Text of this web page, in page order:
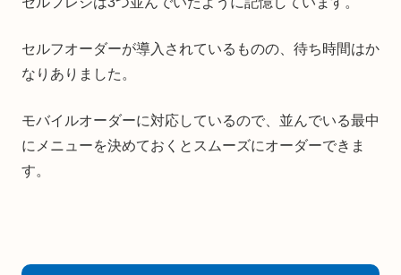
セルフオーダーが導入されているものの、待ち時間はか
なりありました。
モバイルオーダーに対応しているので、並んでいる最中
にメニューを決めておくとスムーズにオーダーできま
す。